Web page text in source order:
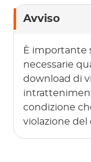
Avviso
È importante
necessarie
download di
condizione
violazione del